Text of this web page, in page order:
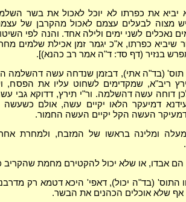
יביא את כפרתו לא יוכל לאכול את בשר
מצוה לבעלים עצמם לאכול מהקרבן של
נאכלים לשני ימים ולילה אחד. והנה לפי
שיביא כפרתו, א"כ יגמר זמן אכילת שלמים
בנזיר (דף סד: ד"ה אמר רב כהנא)].
תוס' (בד"ה אתי), דבזמן שנדחה עשה דהשלמה
ריב"א, שמקדימים לשחוט עליו את הפסח,
דוחה עשה דהשלמה. ור"י תירץ, דדוקא גבי
דמיעקר הלאו יקיים עשה, אולם
העשה הקל יקיים העשה החמור.
ומלינה בראשו של המזבח, ולמחרת
הם אבדו, או שלא יכול להקטירם מחמת
התוס' (בד"ה יכול), דאפי' היכא דטמא רק
שלא אוכלים הכהנים את הבשר.